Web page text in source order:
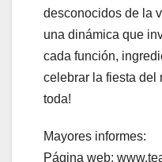
desconocidos de la
una dinámica que
cada función,
celebrar la fiesta del
toda!
Mayores informes:
Página web: